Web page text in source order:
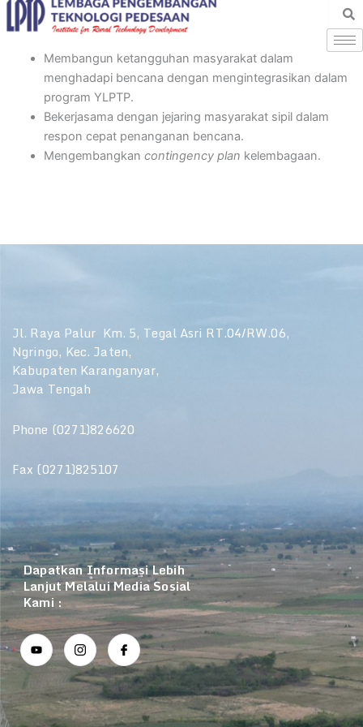
Skip
to
Membangun ketangguhan masyarakat dalam
menghadapi bencana dengan mengintegrasikan dalam
program YLPTP.
Bekerjasama dengan jejaring masyarakat sipil dalam
respon cepat penanganan bencana.
Mengembangkan contingency plan kelembagaan.
Jl. Raya Palur Km. 5, Tegal Asri RT.04/RW.06,
Ngringo, Kec. Jaten,
Kabupaten Karanganyar,
Jawa Tengah
Phone (0271)826620
Fax (0271)825107
Dapatkan Informasi Lebih
Lanjut Melalui Media Sosial
Kami :